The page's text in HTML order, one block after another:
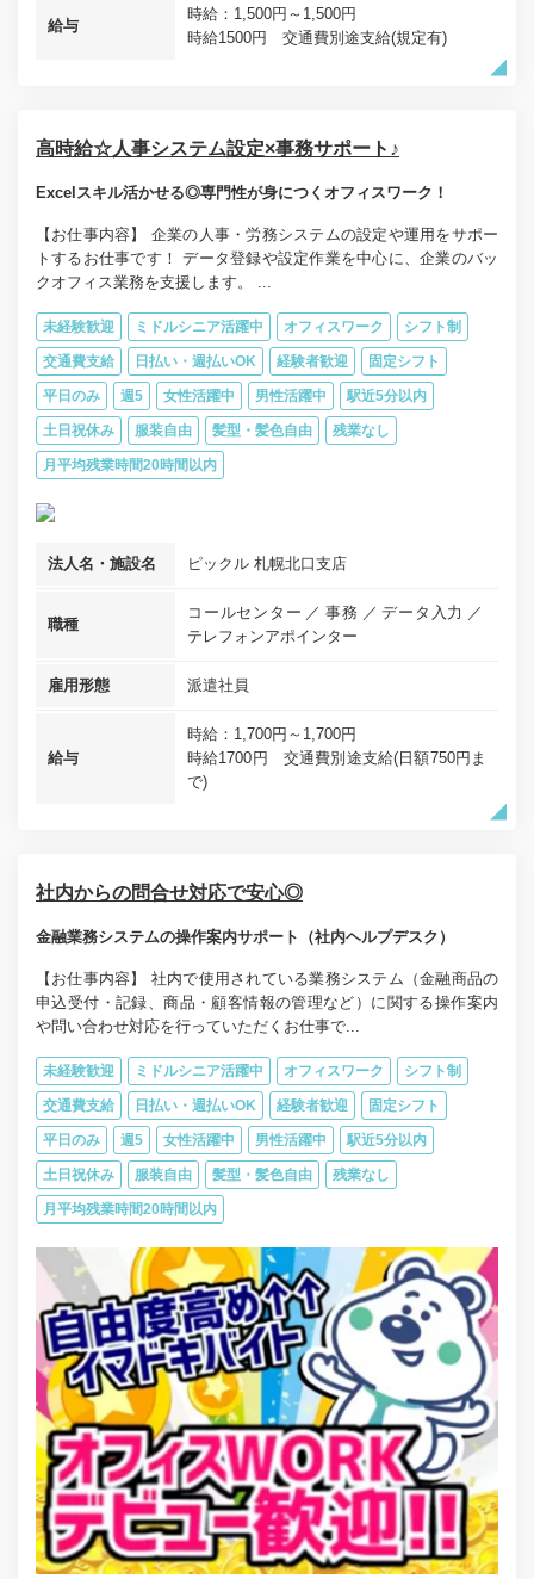
給与
時給：1,500円～1,500円
時給1500円 交通費別途支給(規定有)
高時給☆人事システム設定×事務サポート♪
Excelスキル活かせる◎専門性が身につくオフィスワーク！
【お仕事内容】 企業の人事・労務システムの設定や運用をサポー
トするお仕事です！ データ登録や設定作業を中心に、企業のバッ
クオフィス業務を支援します。 ...
未経験歓迎 ミドルシニア活躍中 オフィスワーク シフト制
交通費支給 日払い・週払いOK 経験者歓迎 固定シフト
平日のみ 週5 女性活躍中 男性活躍中 駅近5分以内
土日祝休み 服装自由 髪型・髪色自由 残業なし
月平均残業時間20時間以内
法人名・施設名 ピックル 札幌北口支店
職種
コールセンター 事務
データ入力
テレフォンアポインター
雇用形態 派遣社員
給与
時給：1,700円～1,700円
時給1700円 交通費別途支給(日額750円ま
で)
社内からの問合せ対応で安心◎
金融業務システムの操作案内サポート（社内ヘルプデスク）
【お仕事内容】 社内で使用されている業務システム（金融商品の
申込受付・記録、商品・顧客情報の管理など）に関する操作案内
や問い合わせ対応を行っていただくお仕事で...
未経験歓迎 ミドルシニア活躍中 オフィスワーク シフト制
交通費支給 日払い・週払いOK 経験者歓迎 固定シフト
平日のみ 週5 女性活躍中 男性活躍中 駅近5分以内
土日祝休み 服装自由 髪型・髪色自由 残業なし
月平均残業時間20時間以内